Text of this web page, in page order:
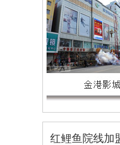
红鲤鱼院线加